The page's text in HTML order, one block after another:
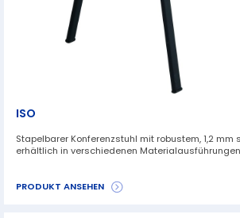
ISO
Stapelbarer Konferenzstuhl mit robustem, 1,2
erhältlich in verschiedenen Materialausführungen
PRODUKT ANSEHEN